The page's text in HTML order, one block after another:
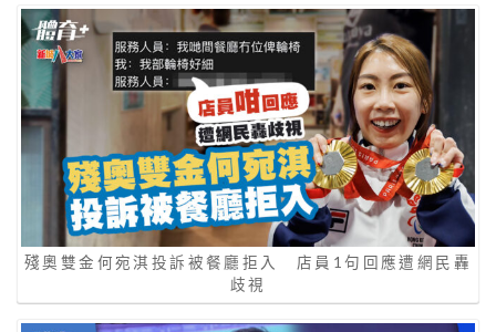
殘奧雙金何宛淇投訴被餐廳拒入 店員1句回應遭網民轟
歧視